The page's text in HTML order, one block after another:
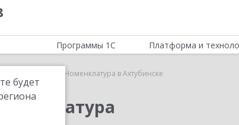
будет
Программы 1С Платформа и
1С:Номенклатура в Ахтубинске